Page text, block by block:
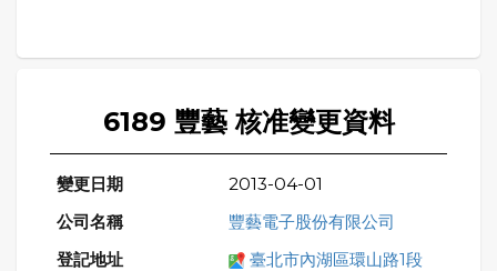
6189 豐藝 核准變更資料
2013-04-01
豐藝電子股份有限公司
臺北市內湖區環山路1段